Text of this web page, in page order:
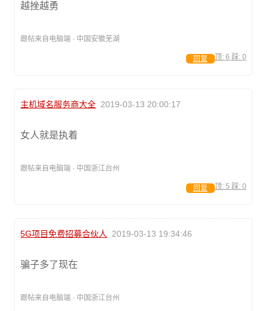
越挫越勇
跟帖来自电脑端 · 中国安徽芜湖
顶: 6 踩: 0
回复
主机域名服务商大全 2019-03-13 20:00:17
女人就是执着
跟帖来自电脑端 · 中国浙江台州
顶: 5 踩: 0
回复
5G项目免费招募合伙人 2019-03-13 19:34:46
骗子多了现在
跟帖来自电脑端 · 中国浙江台州